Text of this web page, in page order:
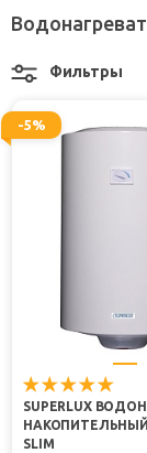
Фильтры
-5%
SUPERLUX
НАКОПИТЕЛЬНЫЙ
SLIM